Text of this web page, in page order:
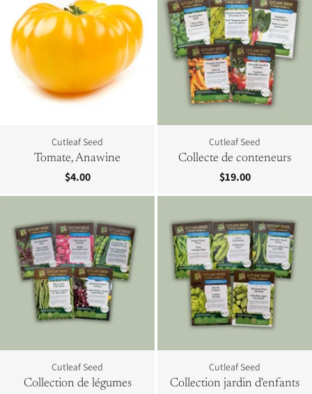
Cutleaf Seed
Tomate, Anawine
$4.00
Cutleaf Seed
Collecte de conteneurs
$19.00
Cutleaf Seed
Collection de légumes
Cutleaf Seed
Collection jardin d'enfants